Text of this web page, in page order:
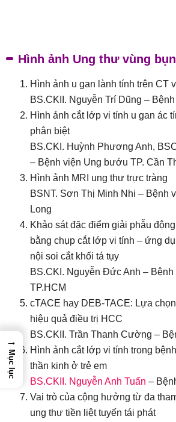
Hình ảnh Ung thư vùng
Hình ảnh u gan lành tính trên CT
BS.CKII. Nguyễn Trí Dũng –
Hình ảnh cắt lớp vi tính u gan ác
phân biệt
BS.CKI. Huỳnh Phương Anh,
– Bệnh viện Ung bướu TP. Cần
Hình ảnh MRI ung thư trực tràng
BSNT. Sơn Thị Minh Nhi – Bệnh
Long
Khảo sát đặc điểm giải phẫu
bằng chụp cắt lớp vi tính – ứng
nội soi cắt khối tá tụy
BS.CKI. Nguyễn Đức Anh –
TP.HCM
cTACE hay DEB-TACE: Lựa
hiệu quả điều trị HCC
BS.CKII. Trần Thanh Cường –
Hình ảnh cắt lớp vi tính trong
thần kinh ở trẻ em
BS.CKII. Nguyễn Anh Tuấn –
Vai trò của cộng hưởng từ đa
ung thư tiền liệt tuyến tái phát
→
Mục lục